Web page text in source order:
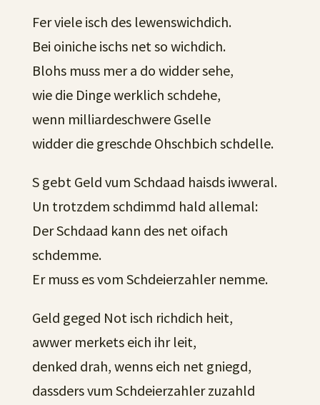
Fer viele isch des lewenswichdich.
Bei oiniche ischs net so wichdich.
Blohs muss mer a do widder sehe,
wie die Dinge werklich schdehe,
wenn milliardeschwere Gselle
widder die greschde Ohschbich schdelle.
S gebt Geld vum Schdaad haisds iwweral.
Un trotzdem schdimmd hald allemal:
Der Schdaad kann des net oifach
schdemme.
Er muss es vom Schdeierzahler nemme.
Geld geged Not isch richdich heit,
awwer merkets eich ihr leit,
denked drah, wenns eich net gniegd,
dassders vum Schdeierzahler zuzahld